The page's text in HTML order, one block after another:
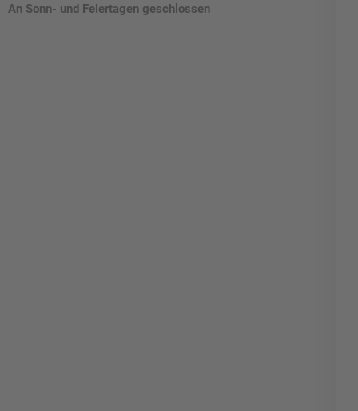
An Sonn- und Feiertagen geschlossen